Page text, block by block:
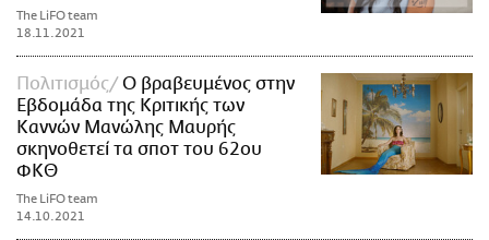
The LiFO team
18.11.2021
Πολιτισμός
Ο βραβευμένος στην
Εβδομάδα της Κριτικής των
Καννών Μανώλης Μαυρής
σκηνοθετεί τα σποτ του 62ου
ΦΚΘ
The LiFO team
14.10.2021